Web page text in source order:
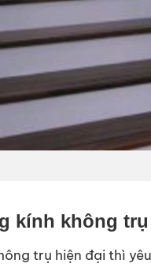
kính không
trụ hiện đại thì